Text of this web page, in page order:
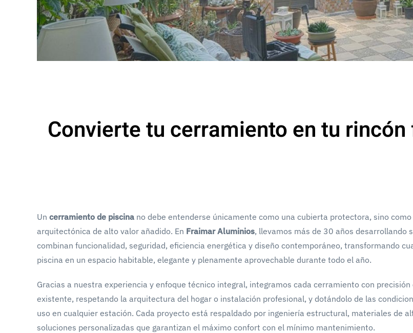
Convierte tu cerramiento en tu
Un cerramiento de piscina no debe entenderse únicamente como una cubierta protectora, sino
arquitectónica de alto valor añadido. En Fraimar Aluminios, llevamos más de 30 años desarrollando
combinan funcionalidad, seguridad, eficiencia energética y diseño contemporáneo, transformando
piscina en un espacio habitable, elegante y plenamente aprovechable durante todo el año.
Gracias a nuestra experiencia y enfoque técnico integral, integramos cada cerramiento con
existente, respetando la arquitectura del hogar o instalación profesional, y dotándolo de las
uso en cualquier estación. Cada proyecto está respaldado por ingeniería estructural, materiales de
soluciones personalizadas que garantizan el máximo confort con el mínimo mantenimiento.